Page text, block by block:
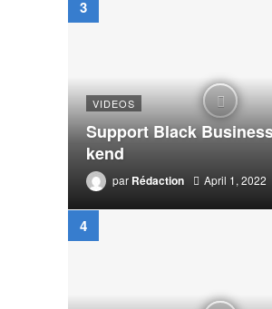
VIDEOS
Support Black
kend
par Rédaction April 1, 2022